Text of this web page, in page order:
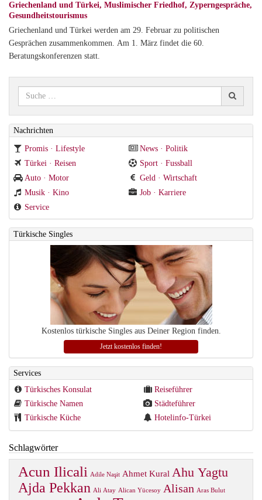
Griechenland und Türkei, Muslimischer Friedhof, Zyperngespräche,
Gesundheitstourismus
Griechenland und Türkei werden am 29. Februar zu politischen
Gesprächen zusammenkommen. Am 1. März findet die 60.
Beratungskonferenzen statt.
Nachrichten
Promis · Lifestyle
News · Politik
Türkei · Reisen
Sport · Fussball
Auto · Motor
Geld · Wirtschaft
Musik · Kino
Job · Karriere
Service
Türkische Singles
Kostenlos türkische Singles aus Deiner Region finden.
Jetzt kostenlos finden!
Services
Türkisches Konsulat
Reiseführer
Türkische Namen
Städteführer
Türkische Küche
Hotelinfo-Türkei
Schlagwörter
Acun Ilicali Adile Naşit Ahmet Kural Ahu Yagtu
Ajda Pekkan Ali Atay Alican Yücesoy Alisan Aras Bulut